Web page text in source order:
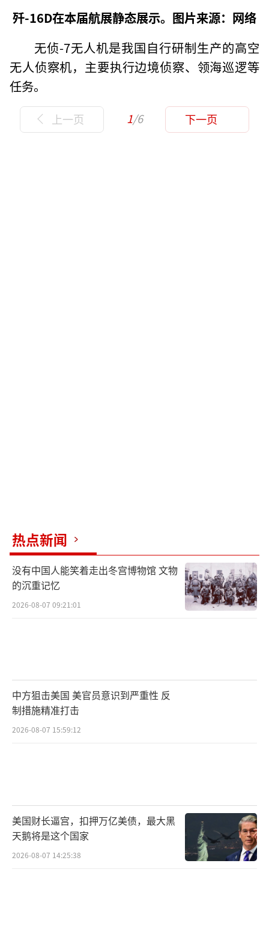
歼-16D在本届航展静态展示。图片来源：网络
无侦-7无人机是我国自行研制生产的高空
无人侦察机，主要执行边境侦察、领海巡逻等
任务。
上一页 1/6 下一页
热点新闻
没有中国人能笑着走出冬宫博物馆 文物
的沉重记忆
2026-08-07 09:21:01
中方狙击美国 美官员意识到严重性 反
制措施精准打击
2026-08-07 15:59:12
美国财长逼宫，扣押万亿美债，最大黑
天鹅将是这个国家
2026-08-07 14:25:38